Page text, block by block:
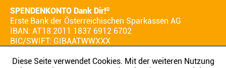
SPENDENKONTO Dank Dir!®
Erste Bank der Österreichischen Sparkassen AG
IBAN: AT18 2011 1837 6912 6702
BIC/SWIFT: GIBAATWWXXX
Diese Seite verwendet Cookies. Mit der weiteren Nutzung